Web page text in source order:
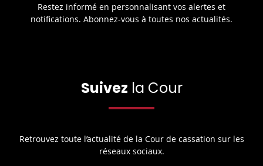
Restez informé en personnalisant vos alertes et
notifications. Abonnez-vous à toutes nos actualités.
Suivez la Cour
Retrouvez toute l’actualité de la Cour de cassation sur les
réseaux sociaux.